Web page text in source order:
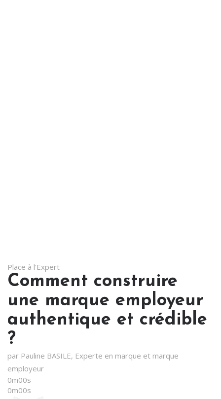
Place à l'Expert
Comment construire
une marque employeur
authentique et crédible
?
par Pauline BASILE, Experte en marque et marque
employeur
0m00s
0m00s